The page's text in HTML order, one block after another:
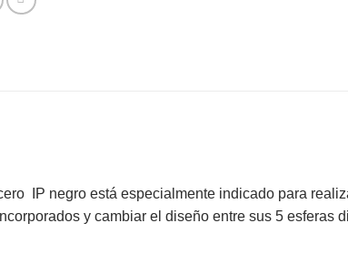
IP negro está especialmente indicado para
y cambiar el diseño entre sus 5 esferas